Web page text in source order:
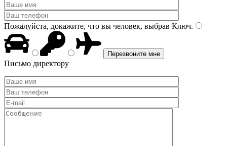
Пожалуйста, докажите, что вы человек, выбрав Ключ.
Письмо директору